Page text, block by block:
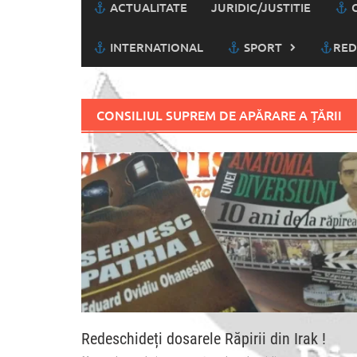
ACTUALITATE JURIDIC/JUSTITIE
INTERNATIONAL SPORT
CONSILIUL SUPREM DE APĂRARE A ȚĂRII
Redeschideți dosarele Răpirii din Irak !